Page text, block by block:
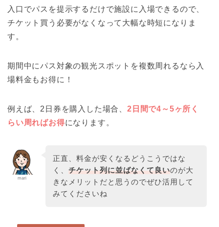
入口でパスを提示するだけで施設に入場できるので、
チケット買う必要がなくなって大幅な時短になりま
す。
期間中にパス対象の観光スポットを複数周れるなら入
場料金もお得に！
例えば、2日券を購入した場合、 2日間で4～5ヶ所く
らい周ればお得になります。
mari
正直、料金が安くなるどうこうではな
く、 チケット列に並ばなくて良いのが大
きなメリットだと思うのでぜひ活用して
みてくださいね